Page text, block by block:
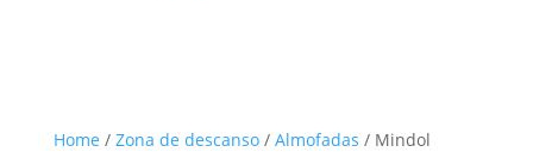
Home / Zona de descanso/ Almofadas / Mindol